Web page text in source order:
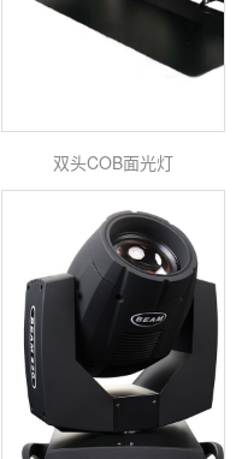
双头COB面光灯